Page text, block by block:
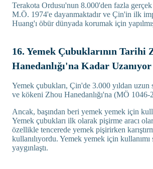
Terakota Ordusu'nun 8.000'den fazla
M.Ö. 1974'e dayanmaktadır ve Çin'in ilk
Huang'ı öbür dünyada korumak için
16. Yemek Çubuklarının Tarihi
Hanedanlığı'na Kadar Uzanıyor
Yemek çubukları, Çin'de 3.000 yıldan uzun
ve kökeni Zhou Hanedanlığı'na (MÖ 1046-
Ancak, başından beri yemek yemek için
Yemek çubukları ilk olarak pişirme aracı
özellikle tencerede yemek pişirirken
kullanılıyordu. Yemek yemek için kullanımı
yaygınlaştı.